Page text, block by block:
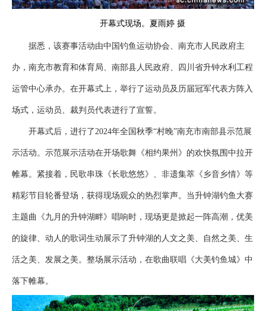
开幕式现场。夏雨婷 摄
据悉，该赛事活动由中国钓鱼运动协会、南充市人民政府主
办，南充市教育和体育局、南部县人民政府、四川省升钟水利工程
运管中心承办。在开幕式上，举行了运动员及历届冠军代表方阵入
场式，运动员、裁判员代表进行了宣誓。
开幕式后，进行了2024年全国秋季“村晚”南充市南部县示范展
示活动。示范展示活动在开场歌舞《相约果州》的欢快氛围中拉开
帷幕。紧接着，民歌串珠《长歌悠悠》、非遗集萃《乡音乡情》等
精彩节目轮番登场，获得现场观众的热烈掌声。当升钟湖钓鱼大赛
主题曲《九月的升钟湖畔》唱响时，现场更是掀起一阵高潮，优美
的旋律、动人的歌词生动展示了升钟湖的人文之美、自然之美、生
活之美、发展之美。整场展示活动，在歌曲联唱《大美钓鱼城》中
落下帷幕。